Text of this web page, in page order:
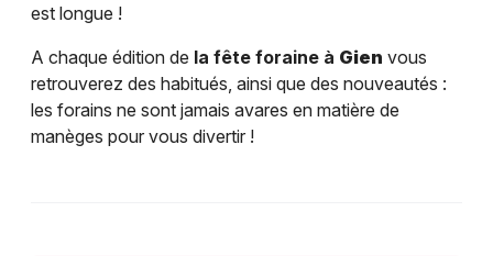
est longue !
A chaque édition de la fête foraine à Gien vous
retrouverez des habitués, ainsi que des nouveautés :
les forains ne sont jamais avares en matière de
manèges pour vous divertir !